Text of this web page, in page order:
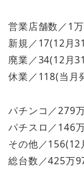
営業店舗数／1
新規／17(12月
廃業／34(12月
休業／118(当
パチンコ／279
パチスロ／146
その他／156(12
総台数／425万